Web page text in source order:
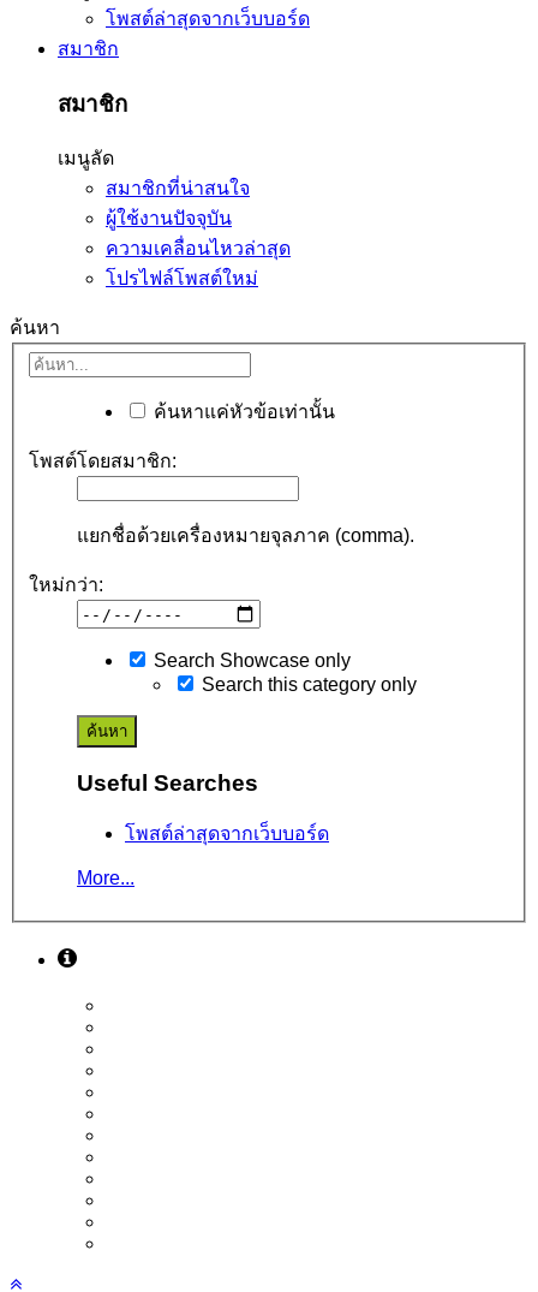
โพสต์ล่าสุดจากเว็บบอร์ด
สมาชิก
สมาชิก
เมนูลัด
สมาชิกที่น่าสนใจ
ผู้ใช้งานปัจจุบัน
ความเคลื่อนไหวล่าสุด
โปรไฟล์โพสต์ใหม่
ค้นหา
ค้นหาแค่หัวข้อเท่านั้น
โพสต์โดยสมาชิก:
แยกชื่อด้วยเครื่องหมายจุลภาค (comma).
ใหม่กว่า:
Search Showcase only
Search this category only
Useful Searches
โพสต์ล่าสุดจากเว็บบอร์ด
More...